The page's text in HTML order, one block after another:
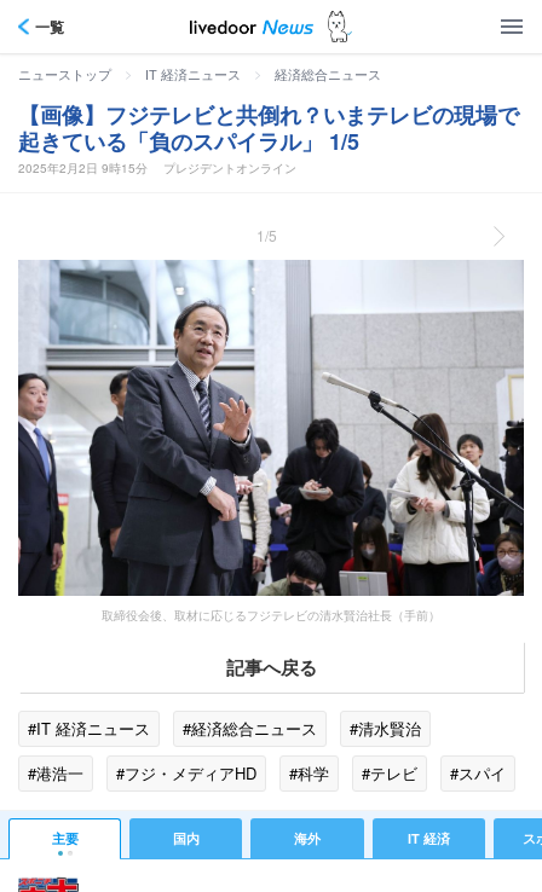
一覧
ニューストップ > IT 経済ニュース > 経済総合ニュース
【画像】フジテレビと共倒れ？いまテレビの現場で
起きている「負のスパイラル」 1/5
2025年2月2日 9時15分 プレジデントオンライン
1/5
取締役会後、取材に応じるフジテレビの清水賢治社長（手前）
記事へ戻る
#IT 経済ニュース #経済総合ニュース
#清水賢治
#港浩一
#フジ・メディアHD #科学 #テレビ
#スパイ
#謝罪
#アナウンサー #自転車 #メディア
#人材
#広告
#観光 #ネタ #アメリカ
主要 国内 海外 IT 経済 ス